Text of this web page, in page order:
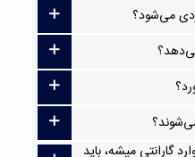
می‌شود؟
گارانتی میشه، باید